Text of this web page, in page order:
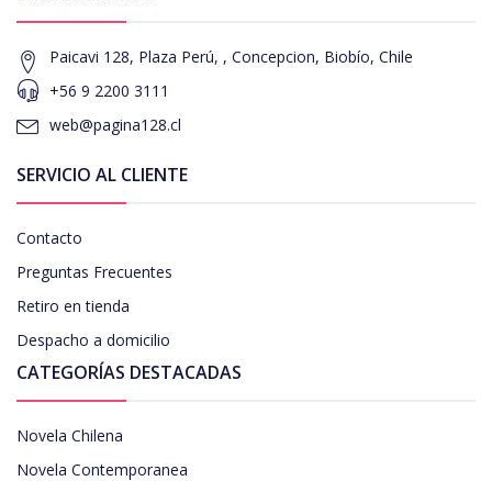
Paicavi 128, Plaza Perú, , Concepcion, Biobío, Chile
+56 9 2200 3111
web@pagina128.cl
SERVICIO AL CLIENTE
Contacto
Preguntas Frecuentes
Retiro en tienda
Despacho a domicilio
CATEGORÍAS DESTACADAS
Novela Chilena
Novela Contemporanea